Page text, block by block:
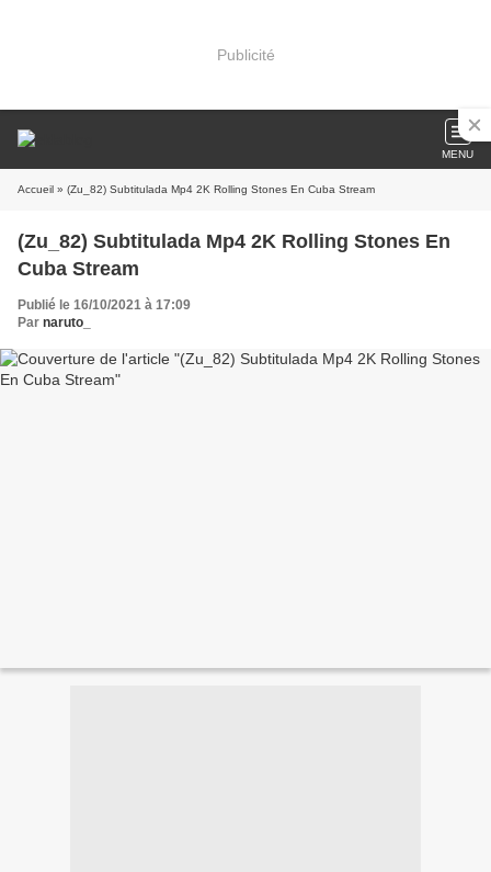
Publicité
MENU
Accueil » (Zu_82) Subtitulada Mp4 2K Rolling Stones En Cuba Stream
(Zu_82) Subtitulada Mp4 2K Rolling Stones En
Cuba Stream
Publié le 16/10/2021 à 17:09
Par naruto_